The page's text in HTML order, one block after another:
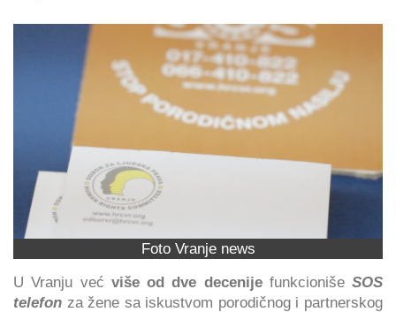
Foto Vranje news
U Vranju već više od dve decenijefunkcioniše SOS
telefon za žene sa iskustvom porodičnog i partnerskog